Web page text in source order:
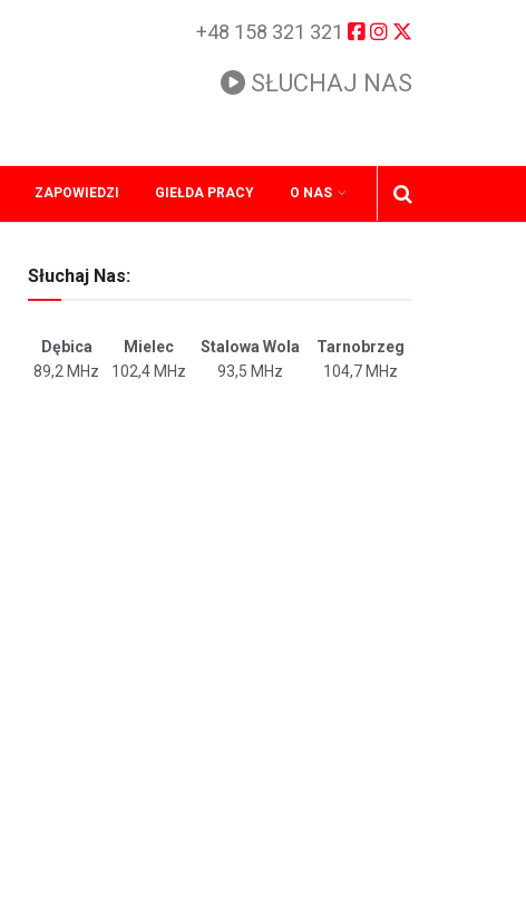
+48 158 321 321
SŁUCHAJ NAS
ZAPOWIEDZI GIEŁDA PRACY O NAS
Słuchaj Nas:
Dębica Mielec Stalowa Wola
Tarnobrzeg
89,2 MHz
102,4 MHz 93,5 MHz 104,7 MHz